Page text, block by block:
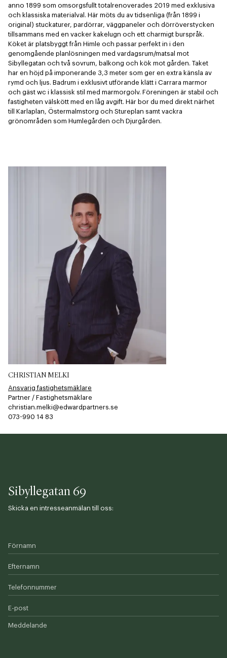
anno 1899 som omsorgsfullt totalrenoverades 2019 med exklusiva
och klassiska materialval. Här möts du av tidsenliga (från 1899 i
original) stuckaturer, pardörrar, väggpaneler och dörröverstycken
tillsammans med en vacker kakelugn och ett charmigt burspråk.
Köket är platsbyggt från Himle och passar perfekt in i den
genomgående planlösningen med vardagsrum/matsal mot
Sibyllegatan och två sovrum, balkong och kök mot gården. Taket
har en höjd på imponerande 3,3 meter som ger en extra känsla av
rymd och ljus. Badrum i exklusivt utförande klätt i Carrara marmor
och gäst wc i klassisk stil med marmorgolv. Föreningen är stabil och
fastigheten välskött med en låg avgift. Här bor du med direkt närhet
till Karlaplan, Östermalmstorg och Stureplan samt vackra
grönområden som Humlegården och Djurgården.
CHRISTIAN MELKI
Ansvarig fastighetsmäklare
Partner / Fastighetsmäklare
christian.melki@edwardpartners.se
073-990 14 83
Sibyllegatan 69
Skicka en intresseanmälan till oss:
Förnamn
Efternamn
Telefonnummer
E-post
Meddelande